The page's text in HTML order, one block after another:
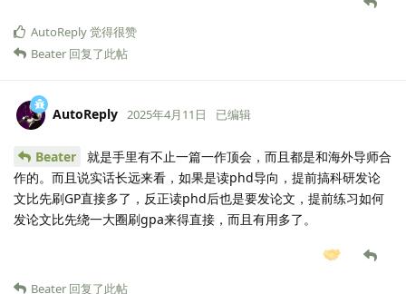
AutoReply觉得很赞
Beater 回复了此帖
AutoReply 2025年4月11日 已编辑
Beater
就是手里有不止一篇一作顶会，而且都是和海外导师合
作的。而且说实话长远来看，如果是读phd导向，提前搞科研发论
文比先刷GP直接多了，反正读phd后也是要发论文，提前练习如何
发论文比先绕一大圈刷gpa来得直接，而且有用多了。
Beater 回复了此帖